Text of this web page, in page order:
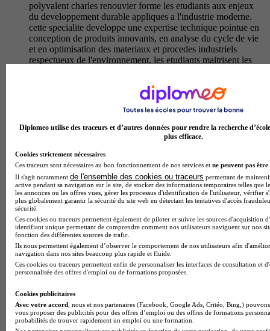
polyvalent charles renouvier forme les etudiants aux enjeux
du developpement durable appliques a l'industrie moderne.
cette specialite developpe une expertise technique pointue en
conception de produits innovants, en analyse du cycle de vie
et en optimisation des materiaux et procedes industriels
respectueux de l'environnement. les etudiants maitrisent les
systemique des contraintes environnementales, economiques
et techniques. cette formation prepare aux metiers d'ingenieur
en eco-conception, technicien superieur en bureau d'etudes,
responsable developpement produit ou consultant en
innovation durable. elle ouvre egalement l'acces aux
iut specialises dans les technologies propres et l'industrie 4.0.
Temps plein
En présentiel
Bac techno - STI2D sciences et technologies de
l'industrie et du développement durable
enseignement spécifique systèmes d'information
et numérique
Le bac techno sti2d sciences et technologies de l'industrie et
du developpement durable avec enseignement specifique
charles renouvier forme les etudiants aux technologies
numeriques et informatiques appliquees a l'industrie. au
programme : programmation informatique, conception de
Diplomeo utilise des traceurs et d’autres données pour rendre la recherche
plus efficace.
Cookies strictement nécessaires
Ces traceurs sont nécessaires au bon fonctionnement de nos services et ne peuvent pas être
Il s'agit notamment de l'ensemble des cookies ou traceurs permettant de
active pendant sa navigation sur le site, de stocker des informations temporaires telles que
les annonces ou les offres vues, gérer les processus d'identification de l'utilisateur, vérifier
plus globalement garantir la sécurité du site web en détectant les tentatives d'accès
sécurité.
Ces cookies ou traceurs permettent également de piloter et suivre les sources d'acquisition
identifiant unique permettant de comprendre comment nos utilisateurs naviguent sur nos
fonction des différentes sources de trafic.
Ils nous permettent également d’observer le comportement de nos utilisateurs afin
navigation dans nos sites beaucoup plus rapide et fluide.
Ces cookies ou traceurs permettent enfin de personnaliser les interfaces de consultation et
personnalisée des offres d'emploi ou de formations proposées.
Cookies publicitaires
Avec votre accord , nous et nos partenaires (Facebook, Google Ads, Critéo, Bing,)
vous proposer des publicités pour des offres d’emploi ou des offres de formations
probabilités de trouver rapidement un emploi ou une formation.